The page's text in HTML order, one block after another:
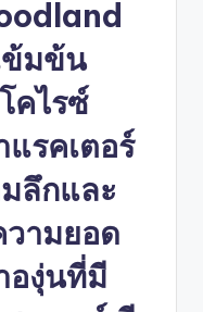
ข้มข้น
คไรซ์
รคเตอร์
ลึกและ
ามยอด
องุ่นที่มี